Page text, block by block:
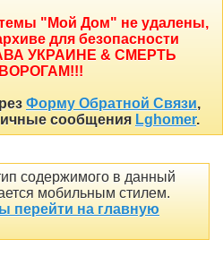
"Мой Дом" не удалены,
для безопасности
УКРАИНЕ & СМЕРТЬ
ВОРОГАМ!!!
Форму Обратной Связи,
сообщения Lghomer.
содержимого в данный
мобильным стилем.
перейти на главную